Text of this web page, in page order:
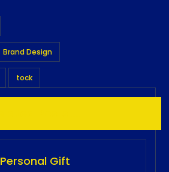
Brand Design
tock
Personal Gift